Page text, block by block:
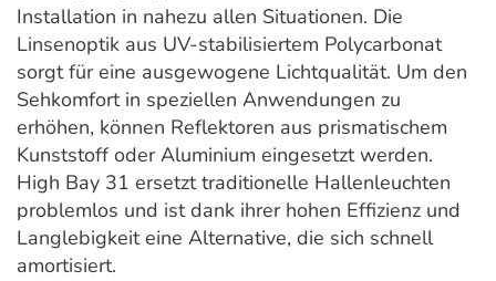
Installation in nahezu allen Situationen. Die
Linsenoptik aus UV-stabilisiertem Polycarbonat
sorgt für eine ausgewogene Lichtqualität. Um den
Sehkomfort in speziellen Anwendungen zu
erhöhen, können Reflektoren aus prismatischem
Kunststoff oder Aluminium eingesetzt werden.
High Bay 31 ersetzt traditionelle Hallenleuchten
problemlos und ist dank ihrer hohen Effizienz und
Langlebigkeit eine Alternative, die sich schnell
amortisiert.